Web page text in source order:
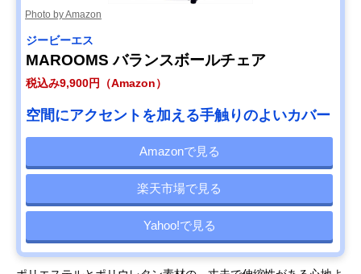
Photo by Amazon
ジービーエス
MAROOMS バランスボールチェア
税込み9,900円（Amazon）
空間にアクセントを加える手触りのよいカバー
Amazonで見る
楽天市場で見る
Yahoo!で見る